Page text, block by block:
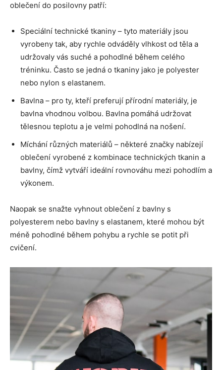
oblečení do posilovny patří:
Speciální technické tkaniny – tyto materiály jsou
vyrobeny tak, aby rychle odváděly vlhkost od těla a
udržovaly vás suché a pohodlné během celého
tréninku. Často se jedná o tkaniny jako je polyester
nebo nylon s elastanem.
Bavlna – pro ty, kteří preferují přírodní materiály, je
bavlna vhodnou volbou. Bavlna pomáhá udržovat
tělesnou teplotu a je velmi pohodlná na nošení.
Míchání různých materiálů – některé značky nabízejí
oblečení vyrobené z kombinace technických tkanin a
bavlny, čímž vytváří ideální rovnováhu mezi pohodlím a
výkonem.
Naopak se snažte vyhnout oblečení z bavlny s
polyesterem nebo bavlny s elastanem, které mohou být
méně pohodlné během pohybu a rychle se potit při
cvičení.